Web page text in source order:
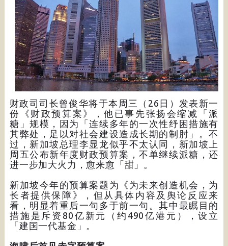
财政司司长曾俊华将于本周三（26日）发表新一
份《财政预算案》，他已事先张扬会缩减「派
糖」规模，因为「连续多年的一次性纾困措施有
其弊处，足以对社会建设造成长期的制肘」。不
过，新加坡总理李显龙似乎不太认同，新加坡上
周五公布新年度财政预算案，不单继续派糖，还
进一步加大火力，愈来愈「甜」。
新加坡今年的预算案题为《为未来创造机会，为
长者提供保障》，但从具体内容及舆论反应来
看，明显着重后一句多于前一句。其中最瞩目的
措施是斥资80亿新元（约490亿港元），设立
「建国一代基金」。